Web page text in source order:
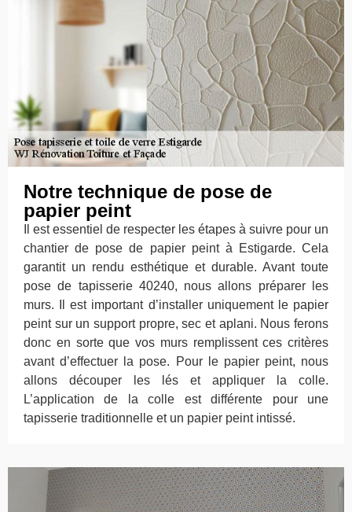
Notre technique de pose de
papier peint
Il est essentiel de respecter les étapes à suivre pour un
chantier de pose de papier peint à Estigarde. Cela
garantit un rendu esthétique et durable. Avant toute
pose de tapisserie 40240, nous allons préparer les
murs. Il est important d’installer uniquement le papier
peint sur un support propre, sec et aplani. Nous ferons
donc en sorte que vos murs remplissent ces critères
avant d’effectuer la pose. Pour le papier peint, nous
allons découper les lés et appliquer la colle.
L’application de la colle est différente pour une
tapisserie traditionnelle et un papier peint intissé.